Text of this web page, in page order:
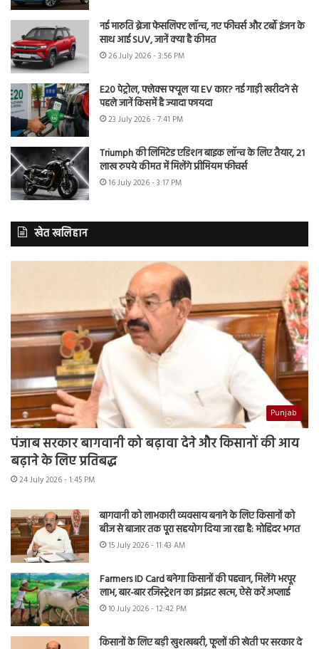
नई मारुति ब्रेजा फेसलिफ्ट लॉन्च, नए फीचर्स और टर्बो इंजन के
साथ आई SUV, जानें क्या है कीमत
26 July 2026 - 3:56 PM
E20 पेट्रोल, फ्लेक्स फ्यूल या EV कार? नई गाड़ी खरीदने से
पहले जानें किसमें है ज्यादा फायदा
23 July 2026 - 7:41 PM
Triumph की लिमिटेड एडिशन बाइक लॉन्च के लिए तैयार, 21
लाख रुपये कीमत में मिलेंगे प्रीमियम फीचर्स
16 July 2026 - 3:17 PM
खेत खलिहान
Punjab
पंजाब सरकार बागवानी को बढ़ावा देने और किसानों की आय
बढ़ाने के लिए प्रतिबद्ध
24 July 2026 - 1:45 PM
बागवानी को लाभकारी व्यवसाय बनाने के लिए किसानों को
बीज से बाजार तक पूरा सहयोग दिया जा रहा है: मोहिंदर भगत
15 July 2026 - 11:43 AM
Farmers ID Card बनेगा किसानों की पहचान, मिलेंगे भरपूर
लाभ, बार-बार रजिस्ट्रेशन का झंझट खत्म, ऐसे करें अप्लाई
10 July 2026 - 12:42 PM
किसानों के लिए बड़ी खुशखबरी, फूलों की खेती पर सरकार दे